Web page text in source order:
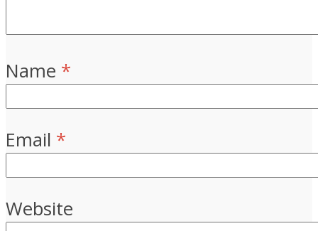
Name *
Email *
Website